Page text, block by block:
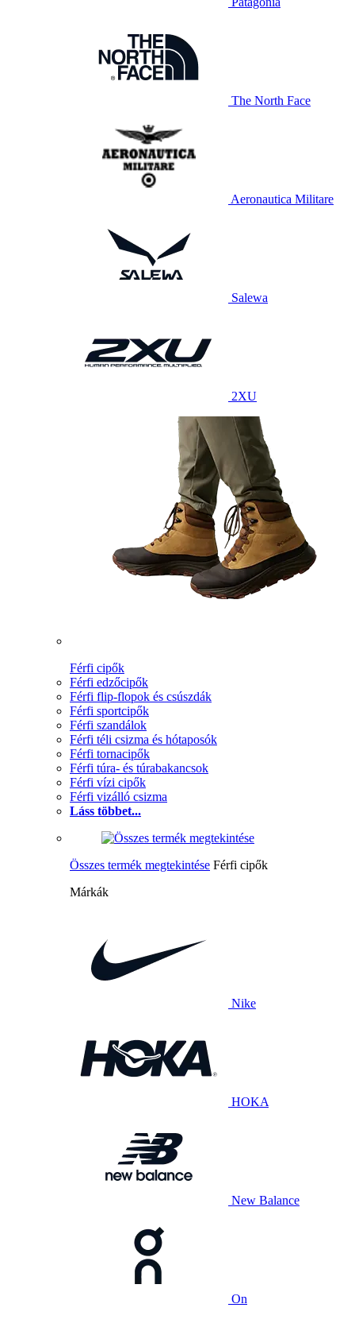
The North Face
Aeronautica Militare
Salewa
2XU
Férfi cipők
Férfi edzőcipők
Férfi flip-flopok és csúszdák
Férfi sportcipők
Férfi szandálok
Férfi téli csizma és hótaposók
Férfi tornacipők
Férfi túra- és túrabakancsok
Férfi vízi cipők
Férfi vizálló csizma
Láss többet...
Összes termék megtekintése Férfi cipők
Márkák
Nike
HOKA
New Balance
On